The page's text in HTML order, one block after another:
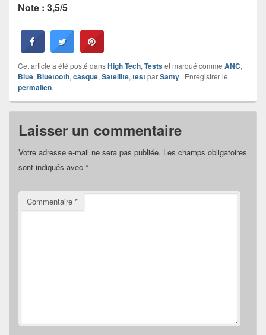
Note : 3,5/5
Cet article a été posté dansHigh Tech, Testset marqué comme ANC,
Blue, Bluetooth, casque, Satellite, testparSamy . Enregistrer le
permalien.
Laisser un commentaire
Votre adresse e-mail ne sera pas publiée. Les champs obligatoires
sont indiqués avec *
Commentaire *